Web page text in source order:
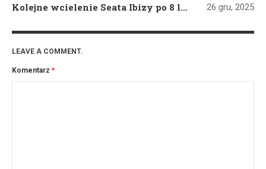
Kolejne wcielenie Seata Ibizy po 8 latach oczekiwania 26 gru, 2025
LEAVE A COMMENT.
Komentarz *